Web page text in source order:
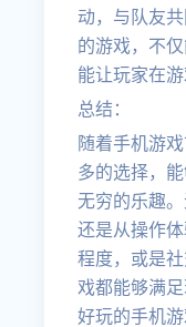
动，与队友
的游戏，不
能让玩家在
总结：
随着手机游
多的选择，
无穷的乐趣
还是从操作
程度，或是
戏都能够满
好玩的手机